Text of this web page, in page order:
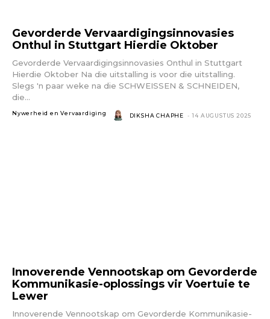
Gevorderde Vervaardigingsinnovasies
Onthul in Stuttgart Hierdie Oktober
Gevorderde Vervaardigingsinnovasies Onthul in Stuttgart
Hierdie Oktober Na die uitstalling is voor die uitstalling.
Slegs 'n paar weke na die SCHWEISSEN & SCHNEIDEN,
die...
Nywerheid en Vervaardiging DIKSHA CHAPHE - 14 AUGUSTUS 2025
Innoverende Vennootskap om Gevorderde
Kommunikasie-oplossings vir Voertuie te
Lewer
Innoverende Vennootskap om Gevorderde Kommunikasie-